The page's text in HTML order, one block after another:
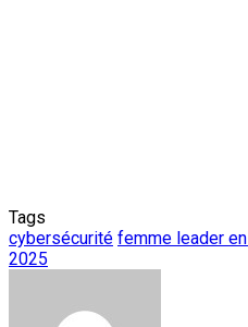
Tags
cybersécurité femme leader
2025